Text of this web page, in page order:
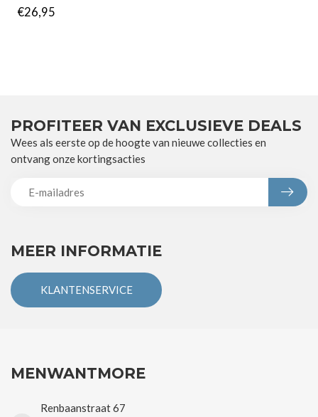
€26,95
MEER INFORMATIE
KLANTENSERVICE
PROFITEER VAN EXCLUSIEVE DEALS
Wees als eerste op de hoogte van nieuwe collecties en
ontvang onze kortingsacties
MENWANTMORE
Renbaanstraat 67